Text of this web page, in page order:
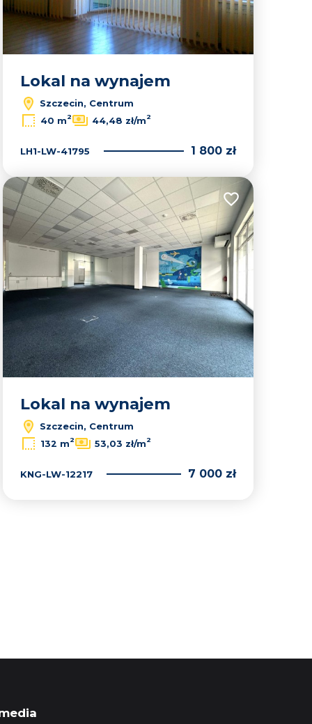
Lokal na wynajem
Szczecin, Centrum
40 m2 44,48 zł/m2
LH1-LW-41795 1 800 zł
Dodaj do
Lokal na wynajem
Szczecin, Centrum
132 m2 53,03 zł/m2
KNG-LW-12217 7 000 zł